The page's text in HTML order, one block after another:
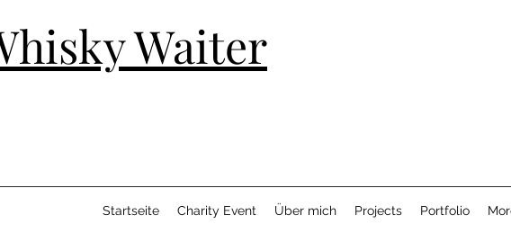
Waiter
Startseite Charity Event Über mich Projects Portfolio